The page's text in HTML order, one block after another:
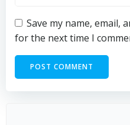
Save my name, email,
for the next time I